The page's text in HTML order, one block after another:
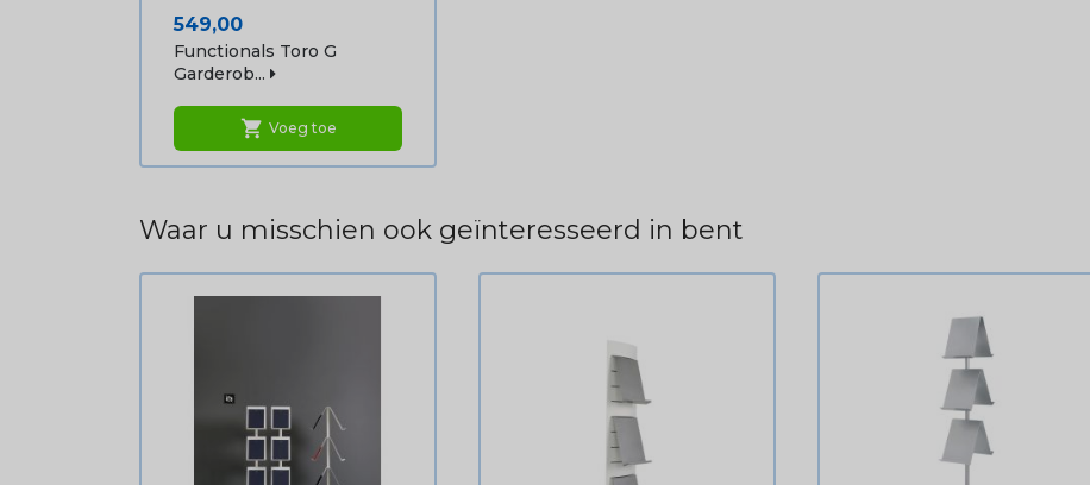
Prijs
549,00
Functionals Toro G
Garderob...
shopping_cart Voeg toe
Waar u misschien ook geïnteresseerd in bent